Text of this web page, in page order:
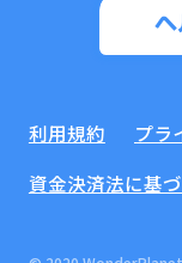
利用規約 プラ
資金決済法に基